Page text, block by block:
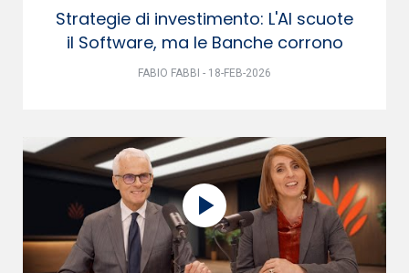
Strategie di investimento: L'AI scuote
il Software, ma le Banche corrono
FABIO FABBI - 18-FEB-2026